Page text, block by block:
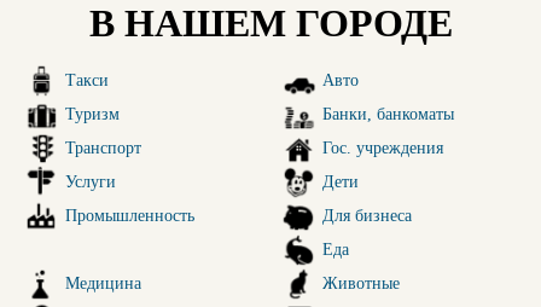
В НАШЕМ ГОРОДЕ
Такси
Туризм
Транспорт
Услуги
Промышленность
Авто
Банки, банкоматы
Гос. учреждения
Дети
Для бизнеса
Еда
Медицина
Животные